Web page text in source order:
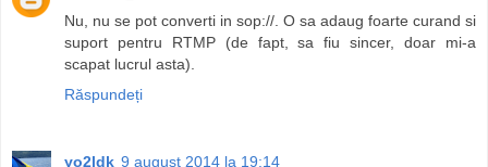
Nu, nu se pot converti in sop://. O sa adaug foarte curand si
suport pentru RTMP (de fapt, sa fiu sincer, doar mi-a
scapat lucrul asta).
Răspundeți
yo2ldk 9 august 2014 la 19:14